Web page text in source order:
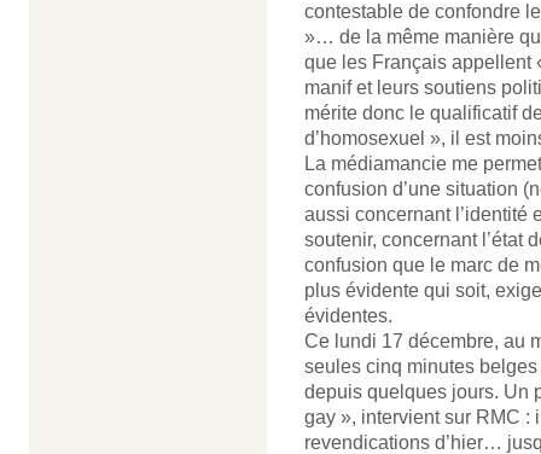
contestable de confondre
»… de la même manière
que les Français appellent
manif et leurs soutiens
mérite donc le qualificatif
d’homosexuel », il est
La médiamancie me
confusion d’une situation
aussi concernant l’identité
soutenir, concernant l’état
confusion que le marc de
plus évidente qui soit,
évidentes.
Ce lundi 17 décembre, au
seules cinq minutes
depuis quelques jours. Un
gay », intervient sur RMC :
revendications d’hier…